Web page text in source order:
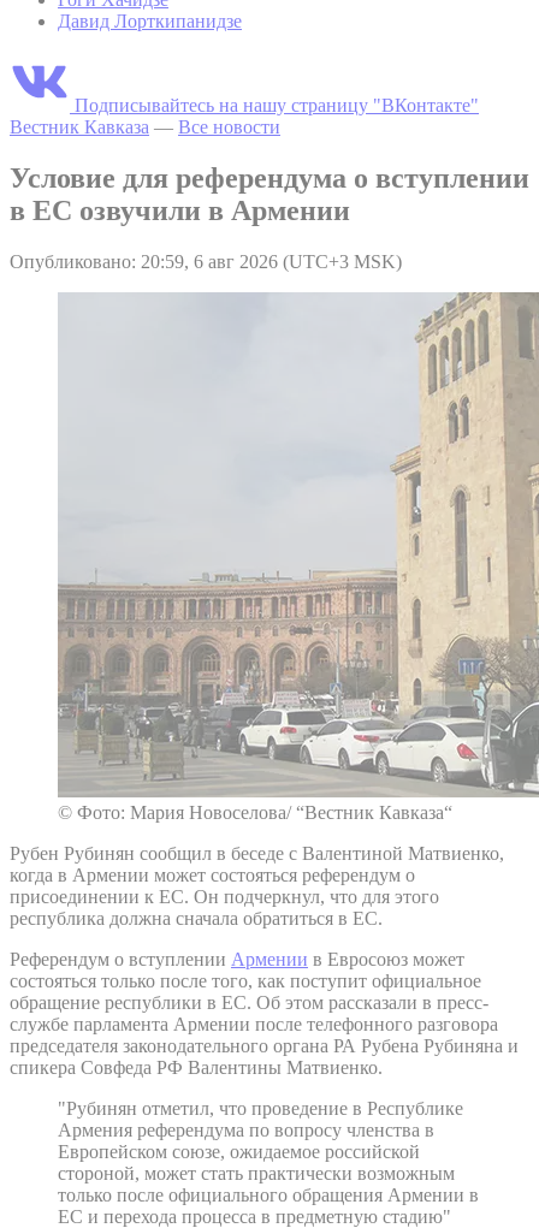
Давид Лорткипанидзе
Подписывайтесь на нашу страницу "ВКонтакте"
Вестник Кавказа — Все новости
Условие для референдума о вступлении
в ЕС озвучили в Армении
Опубликовано: 20:59, 6 авг 2026 (UTC+3 MSK)
© Фото: Мария Новоселова/ “Вестник Кавказа“
Рубен Рубинян сообщил в беседе с Валентиной Матвиенко,
когда в Армении может состояться референдум о
присоединении к ЕС. Он подчеркнул, что для этого
республика должна сначала обратиться в ЕС.
Референдум о вступлении Армении в Евросоюз может
состояться только после того, как поступит официальное
обращение республики в ЕС. Об этом рассказали в пресс-
службе парламента Армении после телефонного разговора
председателя законодательного органа РА Рубена Рубиняна и
спикера Совфеда РФ Валентины Матвиенко.
"Рубинян отметил, что проведение в Республике
Армения референдума по вопросу членства в
Европейском союзе, ожидаемое российской
стороной, может стать практически возможным
только после официального обращения Армении в
ЕС и перехода процесса в предметную стадию"